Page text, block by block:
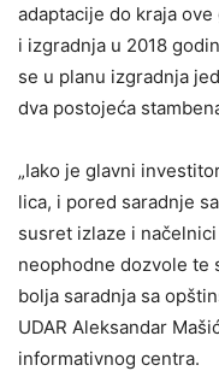
adaptacije do kraja
i izgradnja u 2018
se u planu izgradnja
dva postojeća
„Iako je glavni
lica, i pored saradnje
susret izlaze i
neophodne dozvole te
bolja saradnja sa
UDAR Aleksandar
informativnog centra.